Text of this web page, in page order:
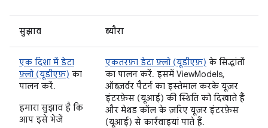
सुझाव ब्यौरा
एक दिशा में डेटा
फ़्लो (यूडीएफ़) का
पालन करें.
हमारा सुझाव है कि
आप इसे भेजें
एकतरफ़ा डेटा फ़्लो (यूडीएफ़) के सिद्धांतों
का पालन करें. इसमें ViewModels,
ऑब्ज़र्वर पैटर्न का इस्तेमाल करके यूज़र
इंटरफ़ेस (यूआई) की स्थिति को दिखाते हैं
और मेथड कॉल के ज़रिए यूज़र इंटरफ़ेस
(यूआई) से कार्रवाइयां पाते हैं.